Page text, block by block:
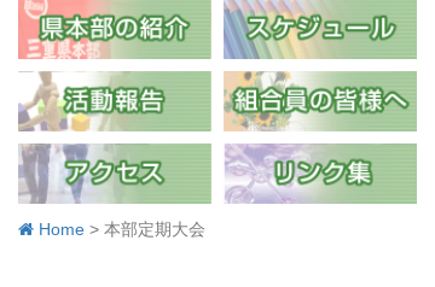
Home > 本部定期大会